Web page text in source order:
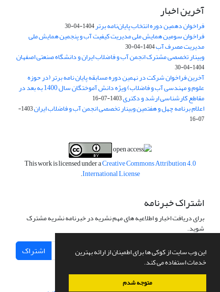
این وب سایت از کوکی ها برای اطمینان از ارائه بهترین
خدمات استفاده می کند.
متوجه شدم
آخرین اخبار
فراخوان دهمین دوره انتخاب پایان‌نامه برتر1404-04-30
فراخوان سومین همایش ملی مدیریت کیفیت آب و پنجمین همایش ملی
مدیریت مصرف آب1404-04-30
وبینار تخصصی مشترک انجمن آب و فاضلاب ایران و دانشگاه صنعتی اصفهان
1404-04-30
آخرین فراخوان شرکت در نهمین دوره مسابقه پایان نامه برتر (در حوزه
علوم و مهندسی آب و فاضلاب) ویژه دانش آموختگان سال 1400 به بعد در
مقاطع کارشناسی ارشد و دکتری1403-07-16
اعلام برنامه چهل و هفتمین وبینار تخصصی انجمن آب و فاضلاب ایران
1403-
07-16
This work is licensed under aCreative Commons Attribution 4.0
International License
.
اشتراک خبرنامه
برای دریافت اخبار و اطلاعیه های مهم نشریه در خبرنامه نشریه مشترک
شوید.
اشتراک